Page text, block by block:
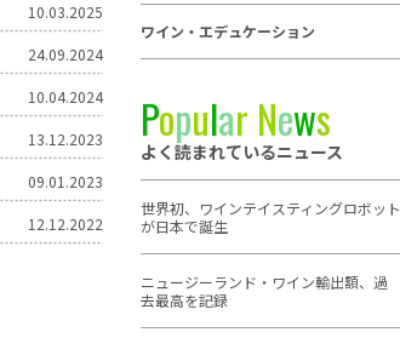
10.03.2025
24.09.2024
10.04.2024
13.12.2023
09.01.2023
12.12.2022
ワイン・エデュケーション
Popular News
よく読まれているニュース
世界初、ワインテイスティングロボット
が日本で誕生
ニュージーランド・ワイン輸出額、過
去最高を記録